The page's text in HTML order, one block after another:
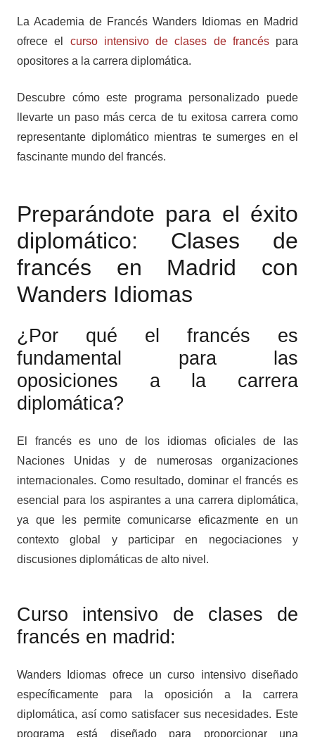
La Academia de Francés Wanders Idiomas en Madrid
ofrece el curso intensivo de clases de francéspara
opositores a la carrera diplomática.
Descubre cómo este programa personalizado puede
llevarte un paso más cerca de tu exitosa carrera como
representante diplomático mientras te sumerges en el
fascinante mundo del francés.
Preparándote para el éxito
diplomático: Clases de
francés en Madrid con
Wanders Idiomas
¿Por qué el francés es
fundamental para las
oposiciones a la carrera
diplomática?
El francés es uno de los idiomas oficiales de las
Naciones Unidas y de numerosas organizaciones
internacionales. Como resultado, dominar el francés es
esencial para los aspirantes a una carrera diplomática,
ya que les permite comunicarse eficazmente en un
contexto global y participar en negociaciones y
discusiones diplomáticas de alto nivel.
Curso intensivo de clases de
francés en madrid:
Wanders Idiomas ofrece un curso intensivo diseñado
específicamente para la oposición a la carrera
diplomática, así como satisfacer sus necesidades. Este
programa está diseñado para proporcionar una